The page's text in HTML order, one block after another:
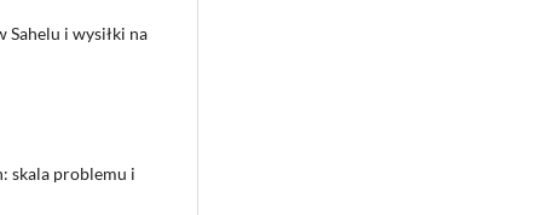
Sahelu i wysiłki na
skala problemu i